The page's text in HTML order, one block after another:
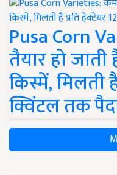
Pusa Corn
तैयार हो
किस्में, मिलती
क्विंटल तक